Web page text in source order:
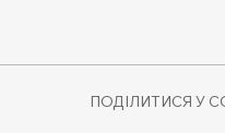
ПОДІЛИТИСЯ У